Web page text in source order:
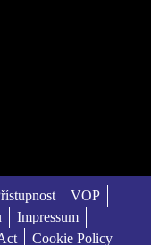
VOP
Impressum
Cookie Policy